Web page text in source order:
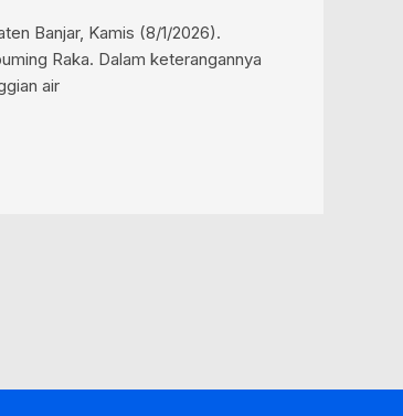
Banjar, Kamis (8/1/2026).
Raka. Dalam keterangannya
air